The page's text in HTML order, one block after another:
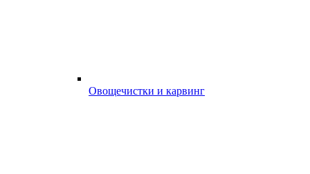
Овощечистки и карвинг